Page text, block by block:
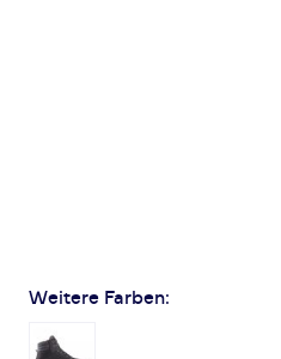
Weitere Farben: